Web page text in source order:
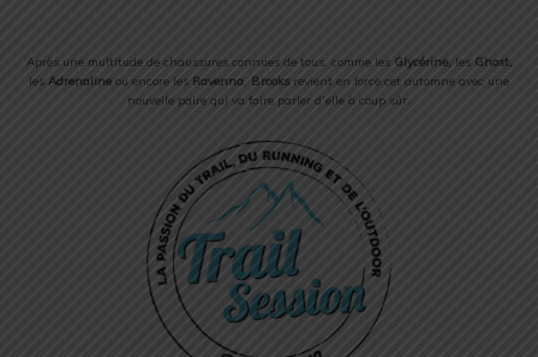
Après une multitude de chaussures connues de tous, comme les Glycérine, lesGhost,
les Adrenaline ou encore les Ravenna, Brooks revient en force cet automne avec une
nouvelle paire qui va faire parler d’elle à coup sûr.